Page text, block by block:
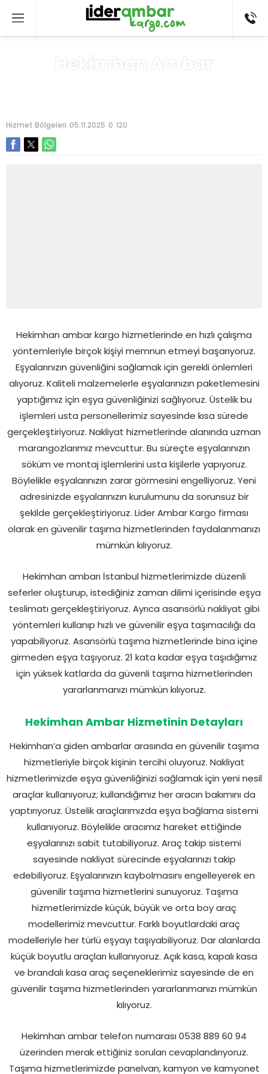
Hekimhan Ambar
Hizmet Bölgeleri 05.11.2025 0 120
Hekimhan ambar kargo hizmetlerinde en hızlı çalışma
yöntemleriyle birçok kişiyi memnun etmeyi başarıyoruz.
Eşyalarınızın güvenliğini sağlamak için gerekli önlemleri
alıyoruz. Kaliteli malzemelerle eşyalarınızın paketlemesini
yaptığımız için eşya güvenliğinizi sağlıyoruz. Üstelik bu
işlemleri usta personellerimiz sayesinde kısa sürede
gerçekleştiriyoruz. Nakliyat hizmetlerinde alanında uzman
marangozlarımız mevcuttur. Bu süreçte eşyalarınızın
söküm ve montaj işlemlerini usta kişilerle yapıyoruz.
Böylelikle eşyalarınızın zarar görmesini engelliyoruz. Yeni
adresinizde eşyalarınızın kurulumunu da sorunsuz bir
şekilde gerçekleştiriyoruz. Lider Ambar Kargo firması
olarak en güvenilir taşıma hizmetlerinden faydalanmanızı
mümkün kılıyoruz.
Hekimhan ambarı İstanbul hizmetlerimizde düzenli
seferler oluşturup, istediğiniz zaman dilimi içerisinde eşya
teslimatı gerçekleştiriyoruz. Ayrıca asansörlü nakliyat gibi
yöntemleri kullanıp hızlı ve güvenilir eşya taşımacılığı da
yapabiliyoruz. Asansörlü taşıma hizmetlerinde bina içine
girmeden eşya taşıyoruz. 21 kata kadar eşya taşıdığımız
için yüksek katlarda da güvenli taşıma hizmetlerinden
yararlanmanızı mümkün kılıyoruz.
Hekimhan Ambar Hizmetinin Detayları
Hekimhan’a giden ambarlar arasında en güvenilir taşıma
hizmetleriyle birçok kişinin tercihi oluyoruz. Nakliyat
hizmetlerimizde eşya güvenliğinizi sağlamak için yeni nesil
araçlar kullanıyoruz; kullandığımız her aracın bakımını da
yaptırıyoruz. Üstelik araçlarımızda eşya bağlama sistemi
kullanıyoruz. Böylelikle aracımız hareket ettiğinde
eşyalarınızı sabit tutabiliyoruz. Araç takip sistemi
sayesinde nakliyat sürecinde eşyalarınızı takip
edebiliyoruz. Eşyalarınızın kaybolmasını engelleyerek en
güvenilir taşıma hizmetlerini sunuyoruz. Taşıma
hizmetlerimizde küçük, büyük ve orta boy araç
modellerimiz mevcuttur. Farklı boyutlardaki araç
modelleriyle her türlü eşyayı taşıyabiliyoruz. Dar alanlarda
küçük boyutlu araçları kullanıyoruz. Açık kasa, kapalı kasa
ve brandalı kasa araç seçeneklerimiz sayesinde de en
güvenilir taşıma hizmetlerinden yararlanmanızı mümkün
kılıyoruz.
Hekimhan ambar telefon numarası 0538 889 60 94
üzerinden merak ettiğiniz soruları cevaplandırıyoruz.
Taşıma hizmetlerimizde panelvan, kamyon ve kamyonet